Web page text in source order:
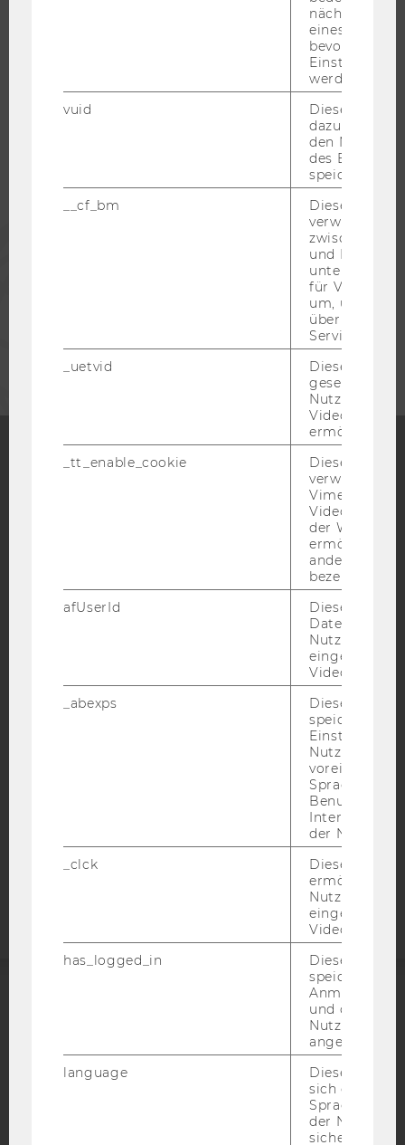
Blog
Bluesky
BARRIEREFREIHEITSERKLÄRUNG WEBSEITE
DATENSCHUTZERKLÄRUNG SOCIAL MEDIA
STUDIENBEWERBER*INNEN UND STUDIERENDE
Barrierefreiheitserklärung
nächsten
eines Vimeo-
bevorzugten
werden.
vuid
Dieser
dazu
den
des
speichern.
__cf_bm
Dieses
verwendet,
zwischen
und Bots zu
für Vimeo
um, um
über die
Service zu
_uetvid
Dieses
gesetzt, um
Nutzung des
Videoplayers
ermöglichen
_tt_enable_cookie
Dieses
verwendet,
Vimeo-
der WU-
ermöglichen
andere nicht
bezeichnete
afUserId
Dieses
Daten von
Videos
_abexps
Dieses Cookie
speichert
Nutzer*in, zB.
Sprache,
der Nutzer*in
_clck
Dieses Cookie
ermöglicht
Nutzung des
Video Players
has_logged_in
Dieses Cookie
speichert
und ob sich
Nutzer*in
angemeldet
language
Dieses
sich die
der